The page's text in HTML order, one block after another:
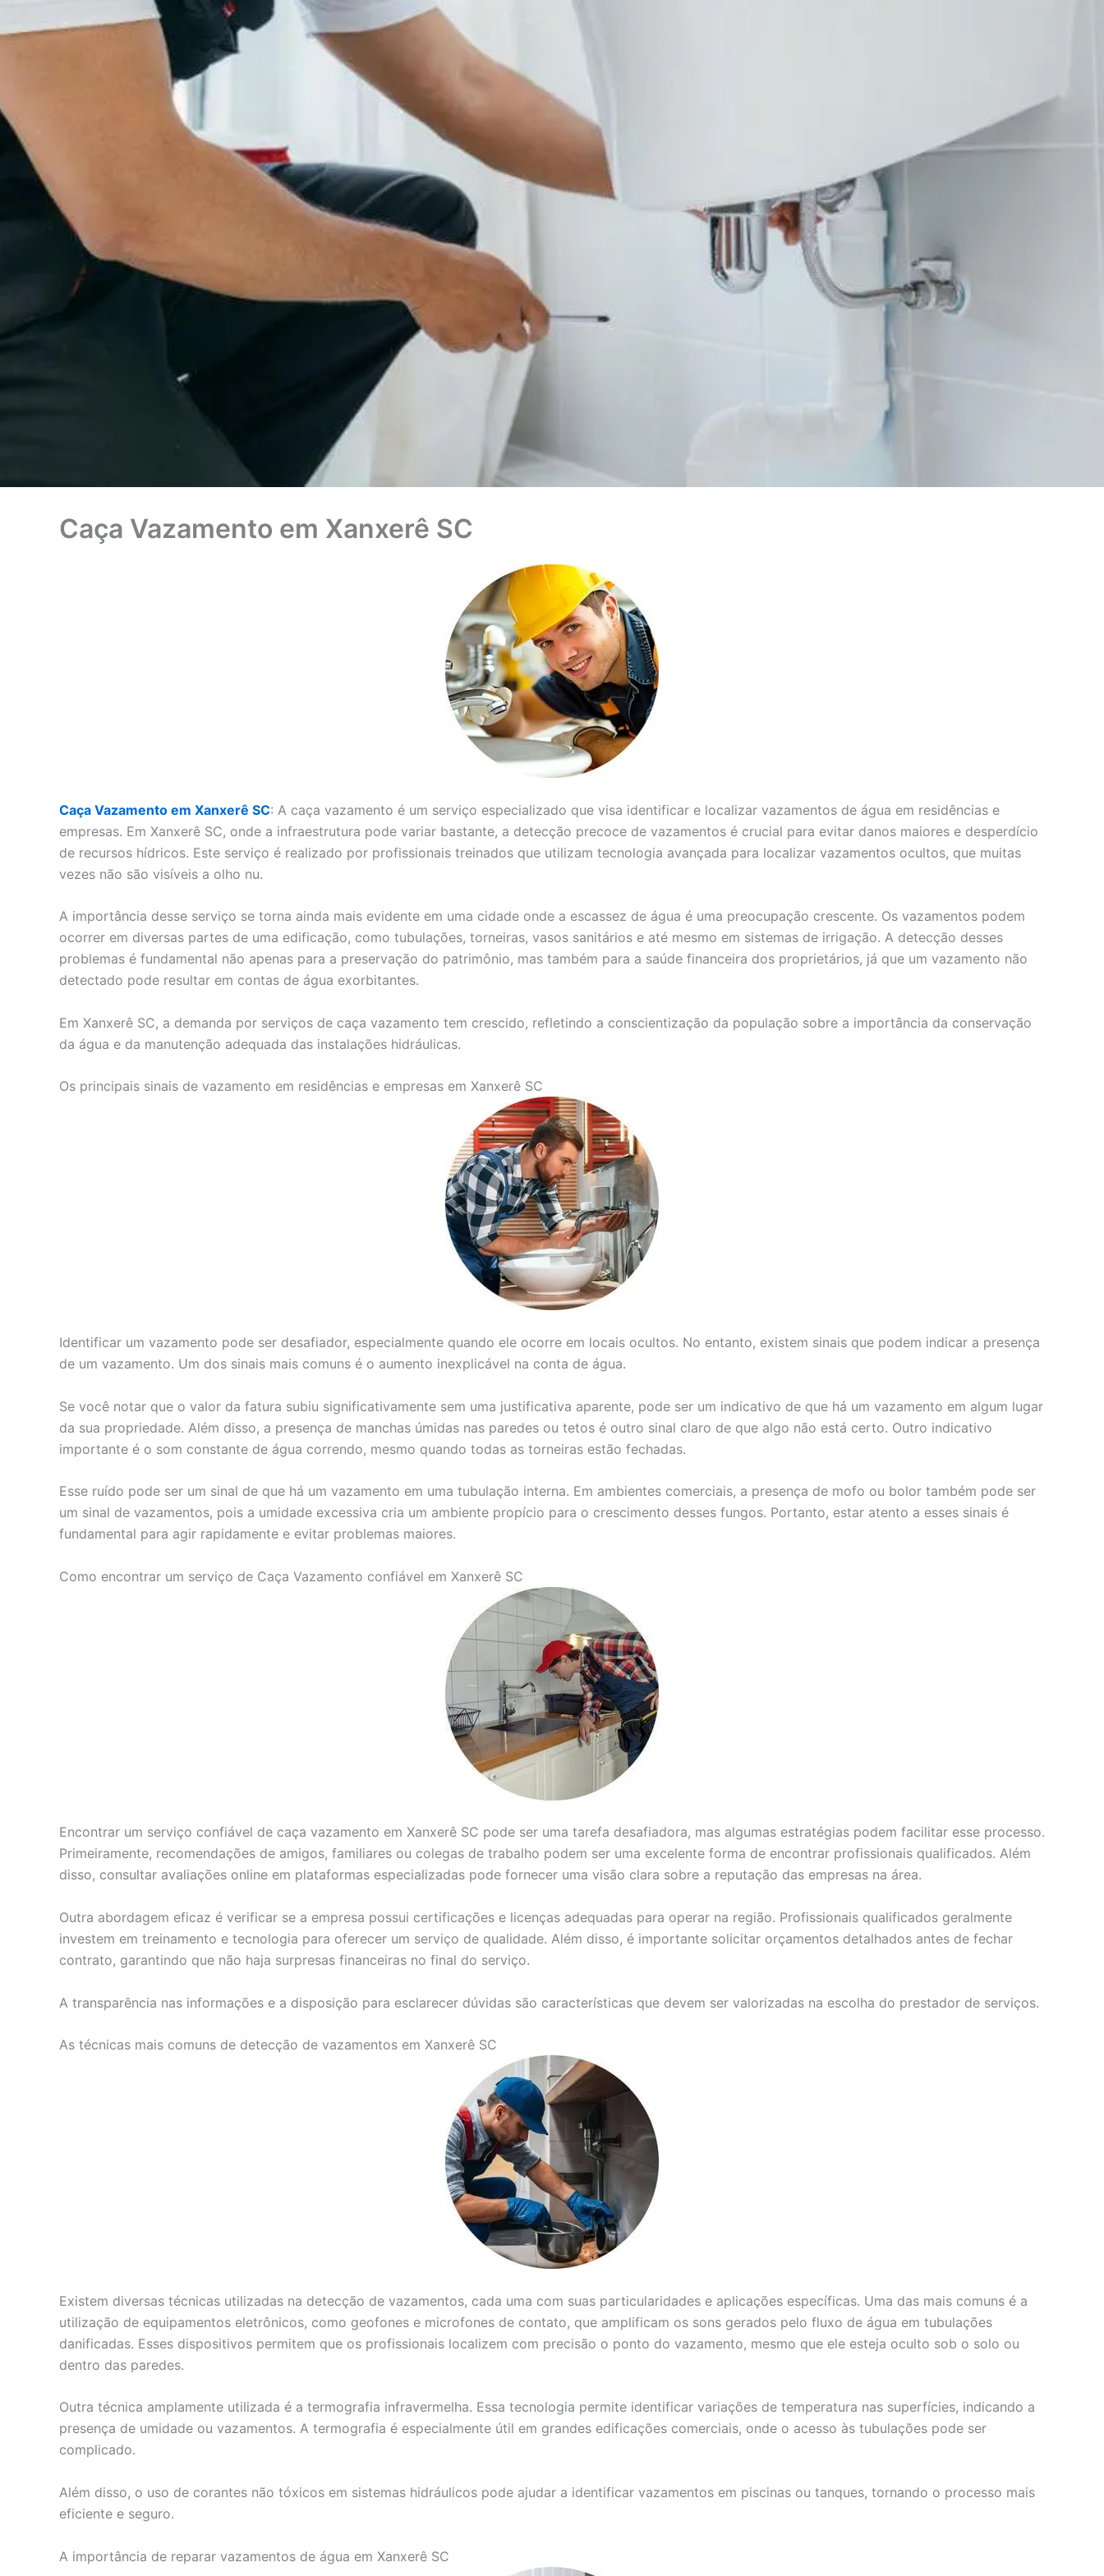
Caça Vazamento em Xanxerê SC
Caça Vazamento em Xanxerê SC: A caça vazamento é um serviço especializado que visa identificar e localizar vazamentos de água em residências e
empresas. Em Xanxerê SC, onde a infraestrutura pode variar bastante, a detecção precoce de vazamentos é crucial para evitar danos maiores e desperdício
de recursos hídricos. Este serviço é realizado por profissionais treinados que utilizam tecnologia avançada para localizar vazamentos ocultos, que muitas
vezes não são visíveis a olho nu.
A importância desse serviço se torna ainda mais evidente em uma cidade onde a escassez de água é uma preocupação crescente. Os vazamentos podem
ocorrer em diversas partes de uma edificação, como tubulações, torneiras, vasos sanitários e até mesmo em sistemas de irrigação. A detecção desses
problemas é fundamental não apenas para a preservação do patrimônio, mas também para a saúde financeira dos proprietários, já que um vazamento não
detectado pode resultar em contas de água exorbitantes.
Em Xanxerê SC, a demanda por serviços de caça vazamento tem crescido, refletindo a conscientização da população sobre a importância da conservação
da água e da manutenção adequada das instalações hidráulicas.
Os principais sinais de vazamento em residências e empresas em Xanxerê SC
Identificar um vazamento pode ser desafiador, especialmente quando ele ocorre em locais ocultos. No entanto, existem sinais que podem indicar a presença
de um vazamento. Um dos sinais mais comuns é o aumento inexplicável na conta de água.
Se você notar que o valor da fatura subiu significativamente sem uma justificativa aparente, pode ser um indicativo de que há um vazamento em algum lugar
da sua propriedade. Além disso, a presença de manchas úmidas nas paredes ou tetos é outro sinal claro de que algo não está certo. Outro indicativo
importante é o som constante de água correndo, mesmo quando todas as torneiras estão fechadas.
Esse ruído pode ser um sinal de que há um vazamento em uma tubulação interna. Em ambientes comerciais, a presença de mofo ou bolor também pode ser
um sinal de vazamentos, pois a umidade excessiva cria um ambiente propício para o crescimento desses fungos. Portanto, estar atento a esses sinais é
fundamental para agir rapidamente e evitar problemas maiores.
Como encontrar um serviço de Caça Vazamento confiável em Xanxerê SC
Encontrar um serviço confiável de caça vazamento em Xanxerê SC pode ser uma tarefa desafiadora, mas algumas estratégias podem facilitar esse processo.
Primeiramente, recomendações de amigos, familiares ou colegas de trabalho podem ser uma excelente forma de encontrar profissionais qualificados. Além
disso, consultar avaliações online em plataformas especializadas pode fornecer uma visão clara sobre a reputação das empresas na área.
Outra abordagem eficaz é verificar se a empresa possui certificações e licenças adequadas para operar na região. Profissionais qualificados geralmente
investem em treinamento e tecnologia para oferecer um serviço de qualidade. Além disso, é importante solicitar orçamentos detalhados antes de fechar
contrato, garantindo que não haja surpresas financeiras no final do serviço.
A transparência nas informações e a disposição para esclarecer dúvidas são características que devem ser valorizadas na escolha do prestador de serviços.
As técnicas mais comuns de detecção de vazamentos em Xanxerê SC
Existem diversas técnicas utilizadas na detecção de vazamentos, cada uma com suas particularidades e aplicações específicas. Uma das mais comuns é a
utilização de equipamentos eletrônicos, como geofones e microfones de contato, que amplificam os sons gerados pelo fluxo de água em tubulações
danificadas. Esses dispositivos permitem que os profissionais localizem com precisão o ponto do vazamento, mesmo que ele esteja oculto sob o solo ou
dentro das paredes.
Outra técnica amplamente utilizada é a termografia infravermelha. Essa tecnologia permite identificar variações de temperatura nas superfícies, indicando a
presença de umidade ou vazamentos. A termografia é especialmente útil em grandes edificações comerciais, onde o acesso às tubulações pode ser
complicado.
Além disso, o uso de corantes não tóxicos em sistemas hidráulicos pode ajudar a identificar vazamentos em piscinas ou tanques, tornando o processo mais
eficiente e seguro.
A importância de reparar vazamentos de água em Xanxerê SC